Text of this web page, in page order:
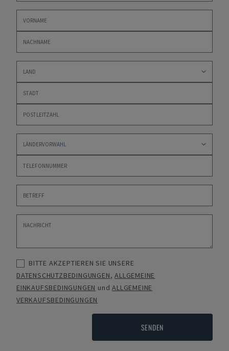
BITTE AKZEPTIEREN SIE UNSERE
DATENSCHUTZBEDINGUNGEN,ALLGEMEINE
EINKAUFSBEDINGUNGEN undALLGEMEINE
VERKAUFSBEDINGUNGEN
SENDEN